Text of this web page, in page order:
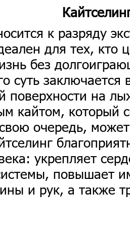
к разряду
для тех, кто
без
суть
поверхности на
кайтом, который
очередь,
укрепляет
повышает
и рук, а также